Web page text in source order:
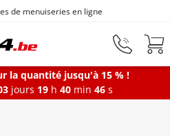
principal
de menuiseries en ligne
la quantité jusqu'à 15 % !
jours 19 h 40 min 46 s